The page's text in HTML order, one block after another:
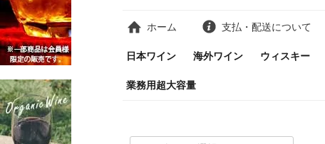
ホーム 支払・配送について
日本ワイン 海外ワイン ウィスキー
業務用超大容量